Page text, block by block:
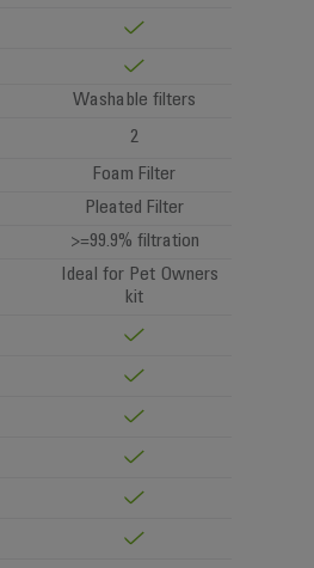
Washable filters
2
Foam Filter
Pleated Filter
>=99.9% filtration
Ideal for Pet Owners
kit